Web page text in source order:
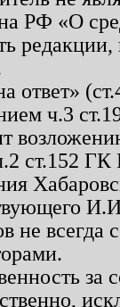
РФ «О
ответ»
ч.3
ст.152
не